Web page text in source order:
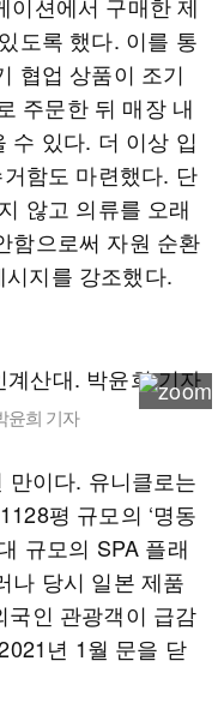
도록 했다. 이를 통
협업 상품이 조기
주문한 뒤 매장 내
수 있다. 더 이상 입
함도 마련했다. 단
않고 의류를 오래
함으로써 자원 순환
지를 강조했다.
윤희 기자
이다. 유니클로는
평 규모의 ‘명동
규모의 SPA 플래
나 당시 일본 제품
국인 관광객이 급감
년 1월 문을 닫